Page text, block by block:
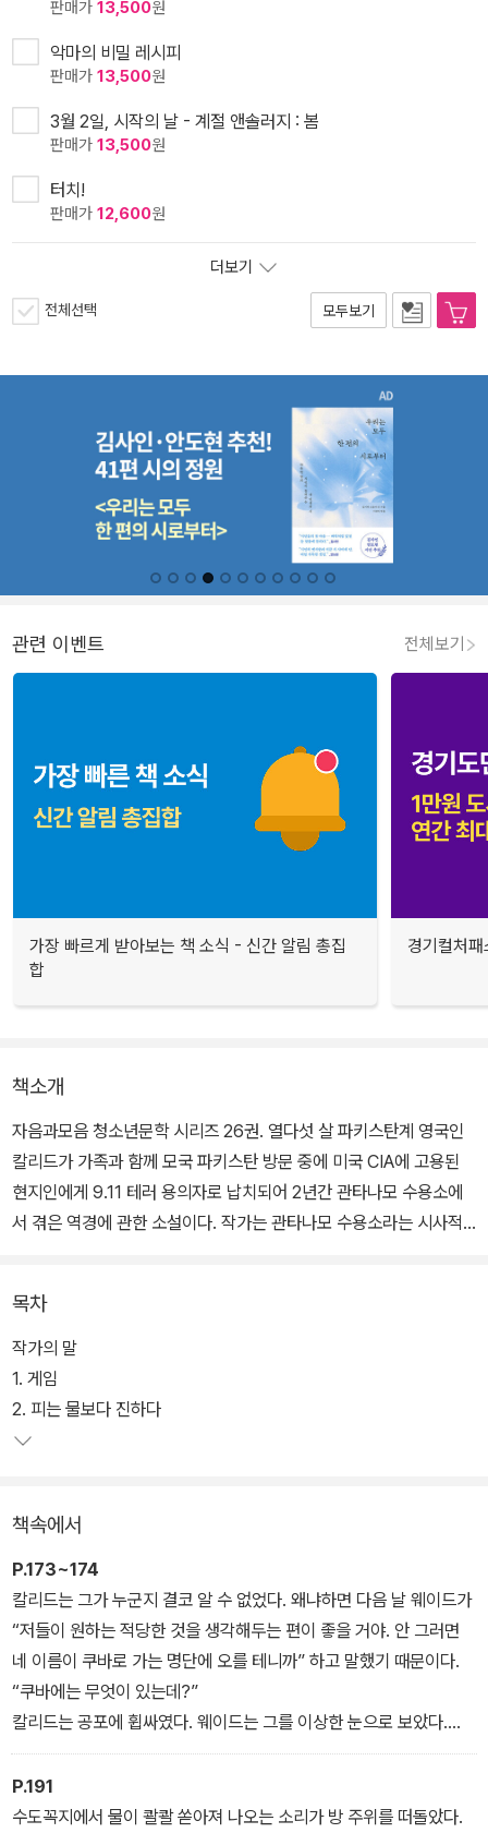
판매가 13,500원
악마의 비밀 레시피
판매가 13,500원
3월 2일, 시작의 날 - 계절 앤솔러지 : 봄
판매가 13,500원
터치!
판매가 12,600원
더보기
전체선택 모두보기
관련 이벤트 전체보기
가장 빠르게 받아보는 책 소식 - 신간 알림 총집
합
경기컬처
책소개
자음과모음 청소년문학 시리즈 26권. 열다섯 살 파키스탄계 영국인
칼리드가 가족과 함께 모국 파키스탄 방문 중에 미국 CIA에 고용된
현지인에게 9.11 테러 용의자로 납치되어 2년간 관타나모 수용소에
서 겪은 역경에 관한 소설이다. 작가는 관타나모 수용소라는 시사적
파키스탄 출신의 아버지와 터키 출신 어머니 사이에서 태어나 영국에
서 평범하게 학교생활을 하던 칼리드. 칼리드의 가족은 부활절 방학
을 이용해 아버지의 고향인 파키스탄의 카라치에 가기로 한다. 9.11
이 일어난 지 6개월밖에 지나지 않았기 때문에 아랍계인 칼리드 가족
낯선 카라치 거리에서 우연하게 데모대에 섞여들었던 칼리드는 집에
돌아와 괴한들에게 납치당하고, 칸다하르 수용소를 거쳐 ‘관타나모
수용소’로 가게 된다. 그 과정에서 자신이 테러분자로 오인 받았다는
사실을 알게 되고, 갖은 고문과 인권 유린에 시달리게 되는데….
목차
작가의 말
1. 게임
2. 피는 물보다 진하다
책속에서
P.173~174
칼리드는 그가 누군지 결코 알 수 없었다. 왜냐하면 다음 날 웨이드가
“저들이 원하는 적당한 것을 생각해두는 편이 좋을 거야. 안 그러면
네 이름이 쿠바로 가는 명단에 오를 테니까” 하고 말했기 때문이다.
“쿠바에는 무엇이 있는데?”
칼리드는 공포에 휩싸였다. 웨이드는 그를 이상한 눈으로 보았다.
“칸다하르는 관타나모 항구로 가기 전에 임시로 잡아두는 중간 간이
역 같은 곳이야. 캠프 엑스레이(X-Ray)는 이제 폐쇄됐어. 네가 가게
될 새로운 시설은 캠프 델타(Delta)야.”
P.191
수도꼭지에서 물이 콸콸 쏟아져 나오는 소리가 방 주위를 떠돌았다.